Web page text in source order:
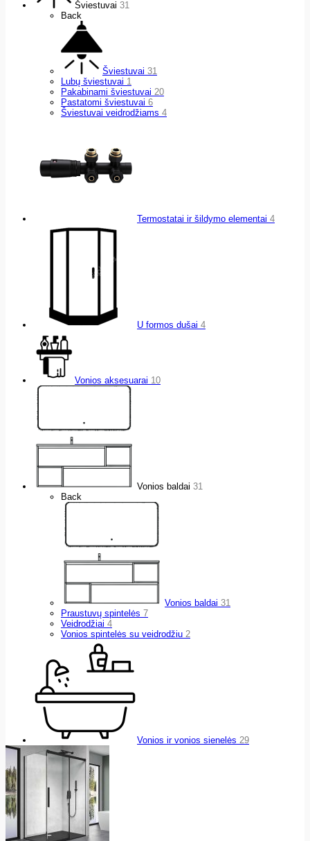
Šviestuvai 31
Back
Šviestuvai 31
Lubų šviestuvai 1
Pakabinami šviestuvai 20
Pastatomi šviestuvai 6
Šviestuvai veidrodžiams 4
Termostatai ir šildymo elementai 4
U formos dušai 4
Vonios aksesuarai 10
Vonios baldai 31
Back
Vonios baldai 31
Praustuvų spintelės 7
Veidrodžiai 4
Vonios spintelės su veidrodžiu 2
Vonios ir vonios sienelės 29